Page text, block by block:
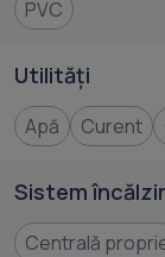
PVC
Utilități
Apă Curent
Sistem
Centrală